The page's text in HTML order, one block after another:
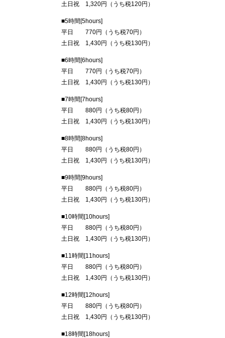
土日祝 1,320円（うち税120円）
■5時間[5hours]
平日 770円（うち税70円）
土日祝 1,430円（うち税130円）
■6時間[6hours]
平日 770円（うち税70円）
土日祝 1,430円（うち税130円）
■7時間[7hours]
平日 880円（うち税80円）
土日祝 1,430円（うち税130円）
■8時間[8hours]
平日 880円（うち税80円）
土日祝 1,430円（うち税130円）
■9時間[9hours]
平日 880円（うち税80円）
土日祝 1,430円（うち税130円）
■10時間[10hours]
平日 880円（うち税80円）
土日祝 1,430円（うち税130円）
■11時間[11hours]
平日 880円（うち税80円）
土日祝 1,430円（うち税130円）
■12時間[12hours]
平日 880円（うち税80円）
土日祝 1,430円（うち税130円）
■18時間[18hours]